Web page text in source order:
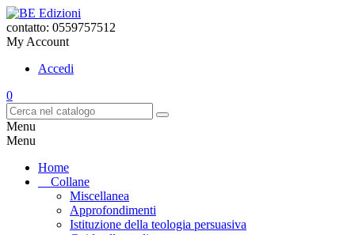
contatto: 0559757512
My Account
Accedi
0
Menu
Menu
Home
Collane
Miscellanea
Approfondimenti
Istituzione della teologia persuasiva